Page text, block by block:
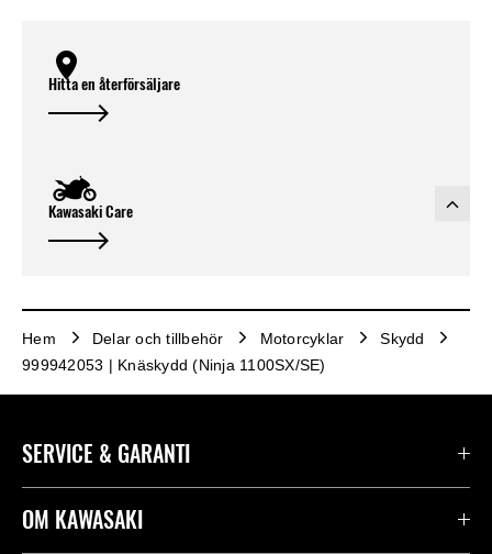
Hitta en återförsäljare
Kawasaki Care
Hem Delar och tillbehör Motorcyklar
Skydd
999942053 | Knäskydd (Ninja 1100SX/SE)
SERVICE & GARANTI
Kontakta oss
OM KAWASAKI